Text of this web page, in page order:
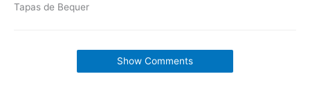
Tapas de Bequer
Show Comments